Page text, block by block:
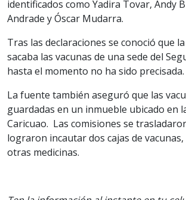
identificados como Yadira Tovar, Andy
Andrade y Óscar Mudarra.
Tras las declaraciones se conoció que
sacaba las vacunas de una sede del
hasta el momento no ha sido precisada.
La fuente también aseguró que las
guardadas en un inmueble ubicado en
Caricuao. Las comisiones se
lograron incautar dos cajas de
otras medicinas.